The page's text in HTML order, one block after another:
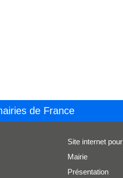
de France
Site internet pour
Mairie
Présentation